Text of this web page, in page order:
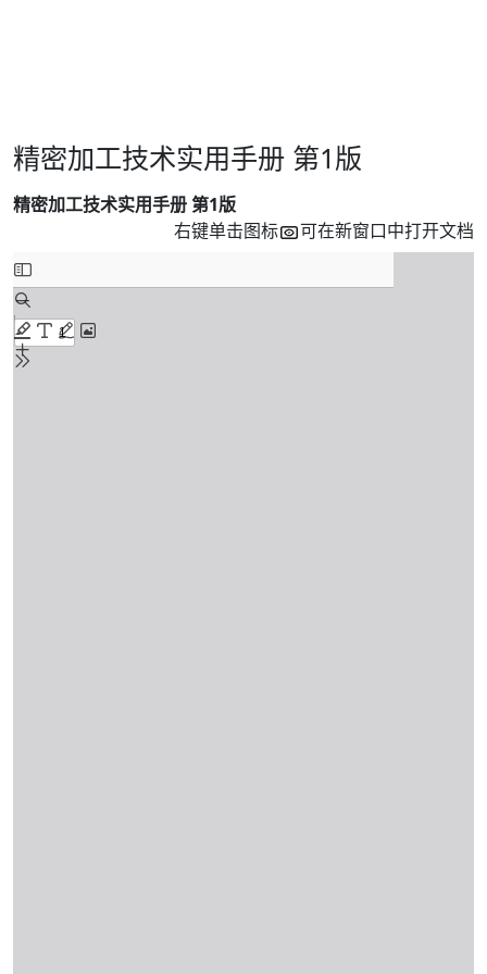
精密加工技术实用手册 第1版
精密加工技术实用手册 第1版
右键单击图标
可在新窗口中打开文档